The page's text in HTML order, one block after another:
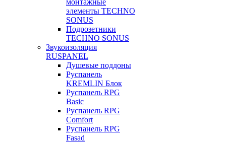
монтажные
элементы TECHNO
SONUS
Подрозетники
TECHNO SONUS
Звукоизоляция
RUSPANEL
Душевые поддоны
Руспанель
KREMLIN Блок
Руспанель RPG
Basic
Руспанель RPG
Comfort
Руспанель RPG
Fasad